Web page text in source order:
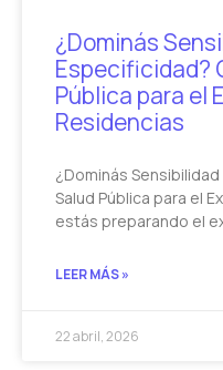
¿Dominás
Especificidad?
Pública para el
Residencias
¿Dominás
Salud Pública para el
estás preparando el
LEER MÁS »
22 abril, 2026